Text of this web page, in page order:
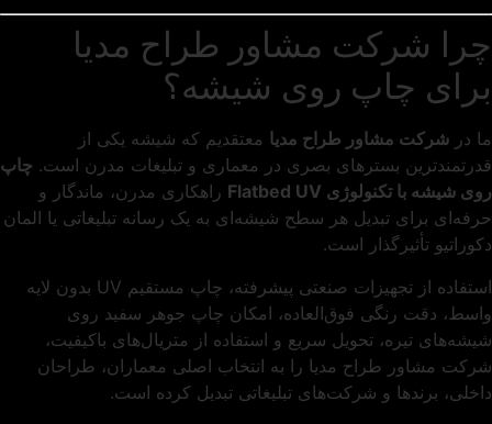
چرا شرکت مشاور طراح مدیا
برای چاپ روی شیشه؟
ما در شرکت مشاور طراح مدیا معتقدیم که شیشه یکی از
قدرتمندترین بسترهای بصری در معماری و تبلیغات مدرن است. چاپ
روی شیشه با تکنولوژی Flatbed UV
راهکاری مدرن، ماندگار و
حرفه‌ای برای تبدیل هر سطح شیشه‌ای به یک رسانه تبلیغاتی یا المان
دکوراتیو تأثیرگذار است.
استفاده از تجهیزات صنعتی پیشرفته، چاپ مستقیم UV بدون لایه
واسط، دقت رنگی فوق‌العاده، امکان چاپ جوهر سفید روی
شیشه‌های تیره، تحویل سریع و استفاده از متریال‌های باکیفیت،
شرکت مشاور طراح مدیا را به انتخاب اصلی معماران، طراحان
داخلی، برندها و شرکت‌های تبلیغاتی تبدیل کرده است.